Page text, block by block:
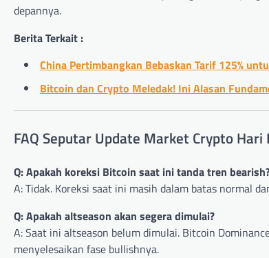
depannya.
Berita Terkait :
China Pertimbangkan Bebaskan Tarif 125%
Bitcoin dan Crypto Meledak! Ini Alasan
FAQ Seputar Update Market Crypto Hari
Q: Apakah koreksi Bitcoin saat ini tanda tren
A: Tidak. Koreksi saat ini masih dalam batas normal
Q: Apakah altseason akan segera dimulai?
A: Saat ini altseason belum dimulai. Bitcoin
menyelesaikan fase bullishnya.